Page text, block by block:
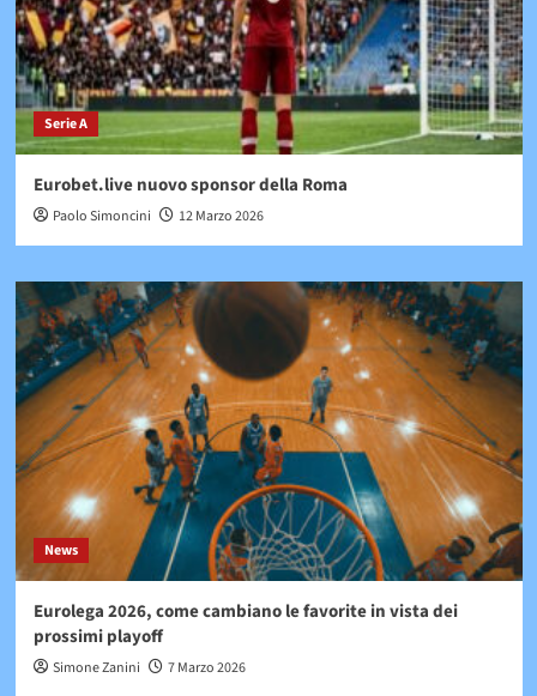
Serie A
Eurobet.live nuovo sponsor della Roma
Paolo Simoncini 12 Marzo 2026
News
Eurolega 2026, come cambiano le favorite in vista dei
prossimi playoff
Simone Zanini 7 Marzo 2026